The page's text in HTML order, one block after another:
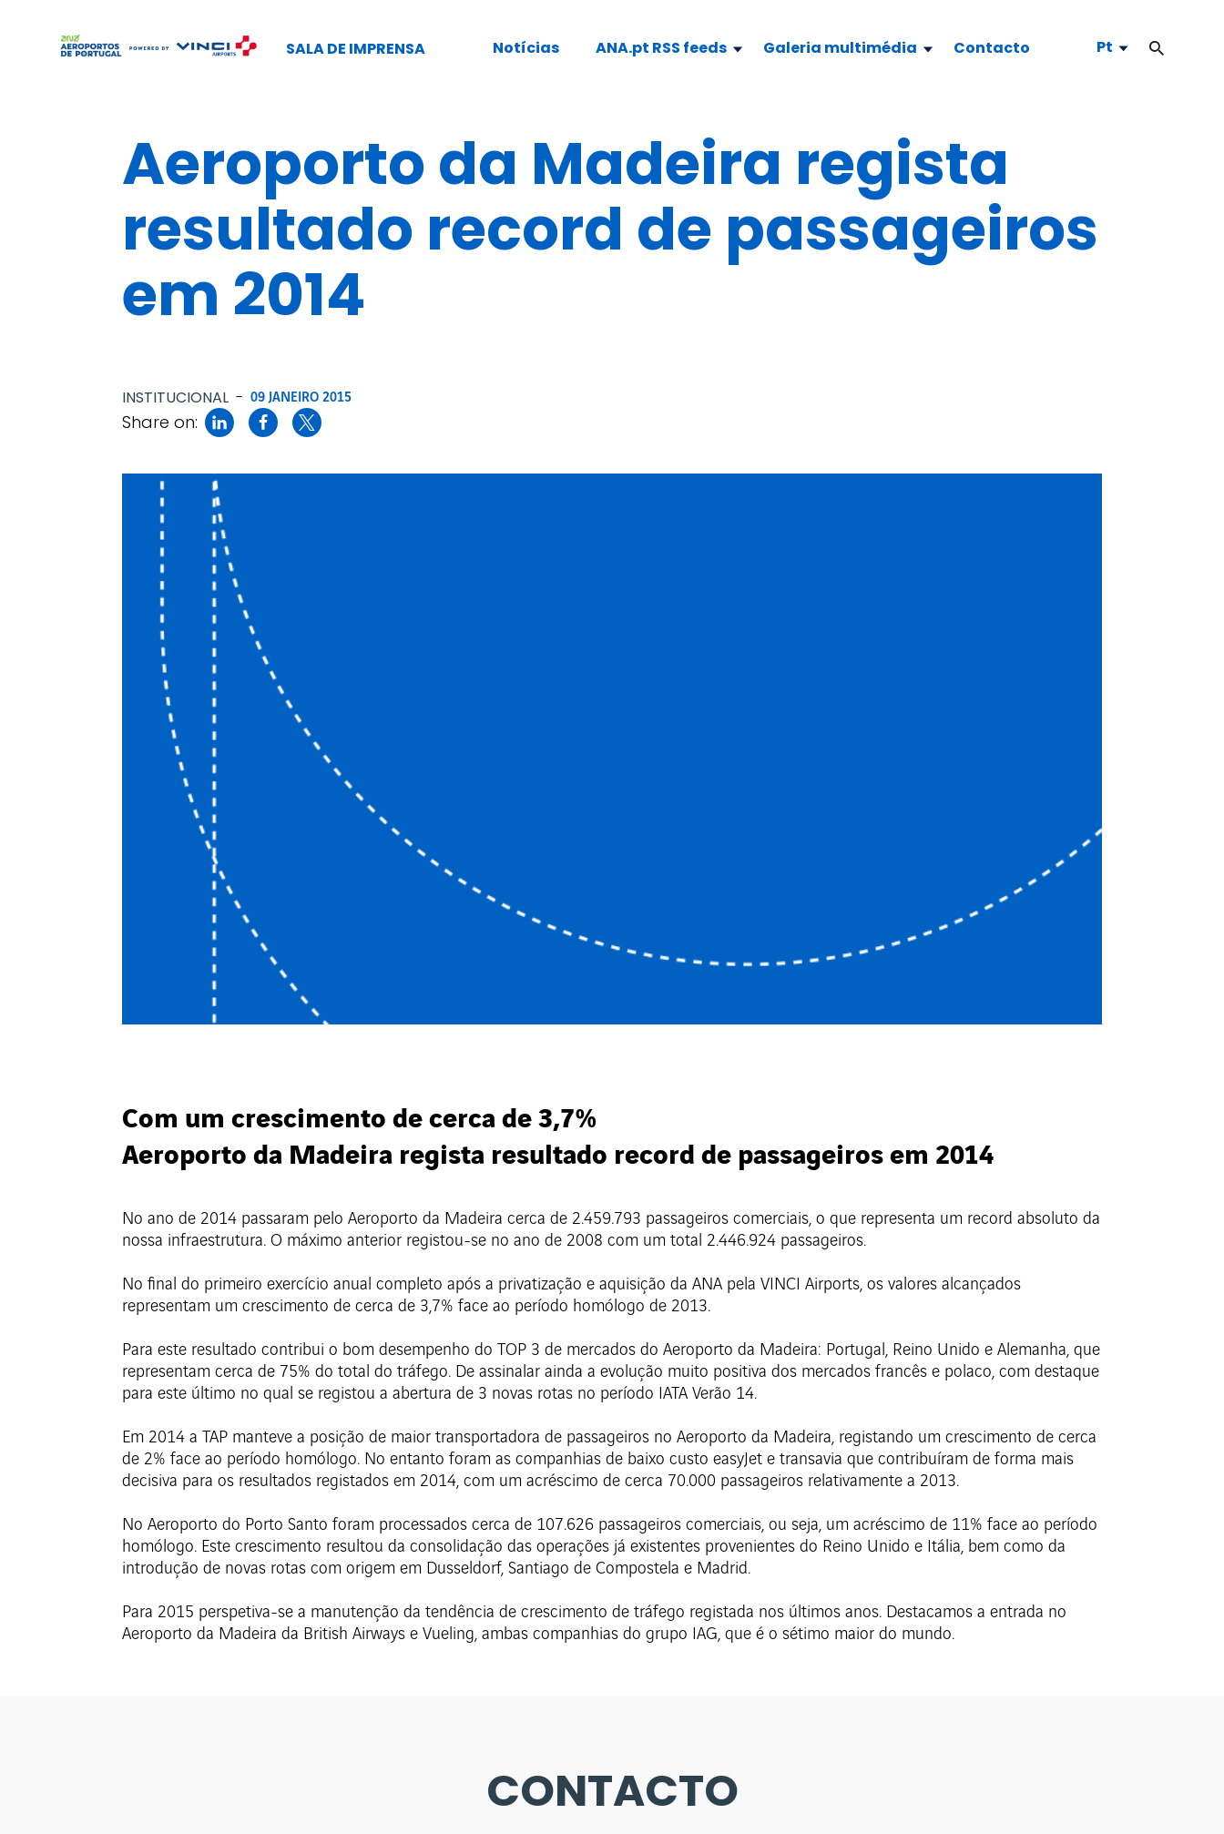
SALA DE IMPRENSA Notícias ANA.pt RSS feeds Galeria multimédia Contacto Pt
Aeroporto da Madeira regista
resultado record de passageiros
em 2014
INSTITUCIONAL - 09 JANEIRO 2015
Share on:
Com um crescimento de cerca de 3,7%
Aeroporto da Madeira regista resultado record de passageiros em 2014
No ano de 2014 passaram pelo Aeroporto da Madeira cerca de 2.459.793 passageiros comerciais, o que representa um record absoluto da
nossa infraestrutura. O máximo anterior registou-se no ano de 2008 com um total 2.446.924 passageiros.
No final do primeiro exercício anual completo após a privatização e aquisição da ANA pela VINCI Airports, os valores alcançados
representam um crescimento de cerca de 3,7% face ao período homólogo de 2013.
Para este resultado contribui o bom desempenho do TOP 3 de mercados do Aeroporto da Madeira: Portugal, Reino Unido e Alemanha, que
representam cerca de 75% do total do tráfego. De assinalar ainda a evolução muito positiva dos mercados francês e polaco, com destaque
para este último no qual se registou a abertura de 3 novas rotas no período IATA Verão 14.
Em 2014 a TAP manteve a posição de maior transportadora de passageiros no Aeroporto da Madeira, registando um crescimento de cerca
de 2% face ao período homólogo. No entanto foram as companhias de baixo custo easyJet e transavia que contribuíram de forma mais
decisiva para os resultados registados em 2014, com um acréscimo de cerca 70.000 passageiros relativamente a 2013.
No Aeroporto do Porto Santo foram processados cerca de 107.626 passageiros comerciais, ou seja, um acréscimo de 11% face ao período
homólogo. Este crescimento resultou da consolidação das operações já existentes provenientes do Reino Unido e Itália, bem como da
introdução de novas rotas com origem em Dusseldorf, Santiago de Compostela e Madrid.
Para 2015 perspetiva-se a manutenção da tendência de crescimento de tráfego registada nos últimos anos. Destacamos a entrada no
Aeroporto da Madeira da British Airways e Vueling, ambas companhias do grupo IAG, que é o sétimo maior do mundo.
CONTACTO